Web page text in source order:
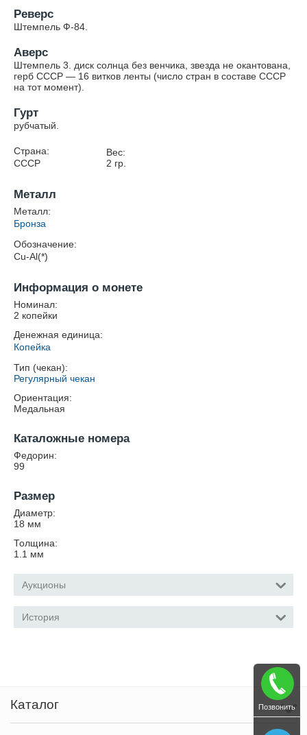
Реверс
Штемпель Ф-84.
Аверс
Штемпель 3. диск солнца без венчика, звезда не окантована,
герб СССР — 16 витков ленты (число стран в составе СССР
на тот момент).
Гурт
рубчатый.
Страна:
СССР
Вес:
2 гр.
Металл
Металл:
Бронза
Обозначение:
Cu-Al(*)
Информация о монете
Номинал:
2 копейки
Денежная единица:
Копейка
Тип (чекан):
Регулярный чекан
Ориентация:
Медальная
Каталожные номера
Федорин:
99
Размер
Диаметр:
18 мм
Толщина:
1.1 мм
Аукционы
История
Каталог Позвонить